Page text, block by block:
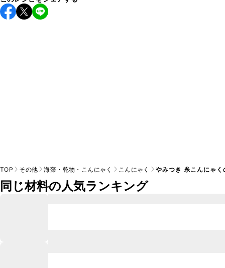
保存期間は冷蔵で翌日中が目安です。なるべくお早めにお召
し上がりください。
TOP その他 海藻・乾物・こんにゃく こんにゃく やみつき 糸こんにゃく
同じ材料の人気ランキング